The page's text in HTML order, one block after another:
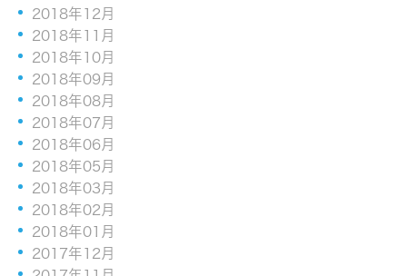
2018年12月
2018年11月
2018年10月
2018年09月
2018年08月
2018年07月
2018年06月
2018年05月
2018年03月
2018年02月
2018年01月
2017年12月